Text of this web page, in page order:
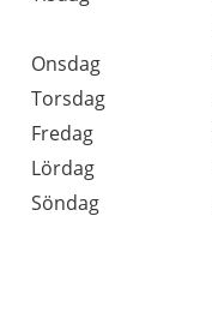
Onsdag
Torsdag
Fredag
Lördag
Söndag